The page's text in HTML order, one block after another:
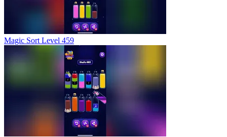
Magic Sort Level 459